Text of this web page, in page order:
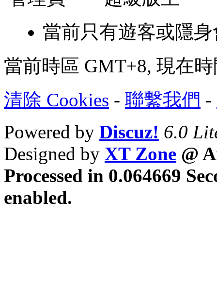
當前只有遊客或隱
當前時區 GMT+8, 現在
清除 Cookies - 聯繫我們 -
Powered by Discuz! 6.0
Designed by XT Zone @
Processed in 0.064669
enabled.